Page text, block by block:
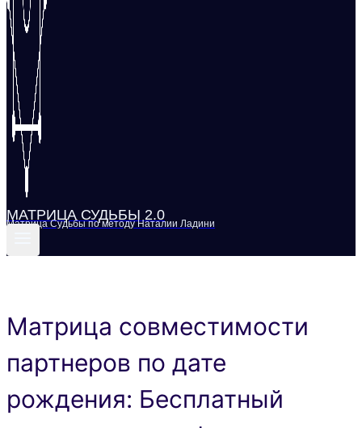
МАТРИЦА СУДЬБЫ 2.0
Матрица Судьбы по методу Наталии Ладини
Матрица совместимости
партнеров по дате
рождения: Бесплатный